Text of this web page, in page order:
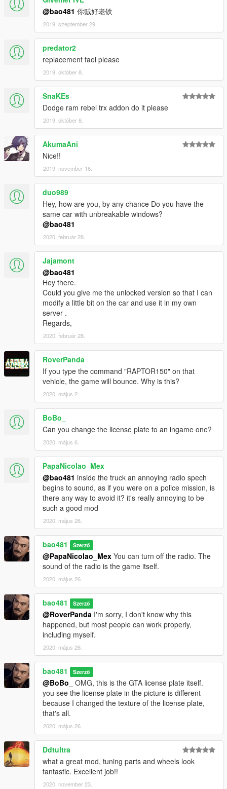
@bao481 你贼好老铁
2019. szeptember 29.
predator2
replacement fael please
2019. október 8.
SnaKEs
Dodge ram rebel trx addon do it please
2019. október 8.
AkumaAni
Nice!!
2019. november 16.
duo989
Hey, how are you, by any chance Do you have the
same car with unbreakable windows?
@bao481
2020. február 28.
Jajamont
@bao481
Hey there.
Could you give me the unlocked version so that I can
modify a little bit on the car and use it in my own
server .
Regards,
2020. február 28.
RoverPanda
If you type the command "RAPTOR150" on that
vehicle, the game will bounce. Why is this?
2020. május 2.
BoBo_
Can you change the license plate to an ingame one?
2020. május 6.
PapaNicolao_Mex
@bao481 inside the truck an annoying radio spech
begins to sound, as if you were on a police mission, is
there any way to avoid it? it's really annoying to be
such a good mod
2020. május 26.
bao481 Szerző
@PapaNicolao_Mex You can turn off the radio. The
sound of the radio is the game itself.
2020. május 26.
bao481 Szerző
@RoverPanda I'm sorry, I don't know why this
happened, but most people can work properly,
including myself.
2020. május 26.
bao481 Szerző
@BoBo_
OMG, this is the GTA license plate itself.
you see the license plate in the picture is different
because I changed the texture of the license plate,
that's all.
2020. május 26.
Ddtultra
what a great mod, tuning parts and wheels look
fantastic. Excellent job!!
2020. november 23.